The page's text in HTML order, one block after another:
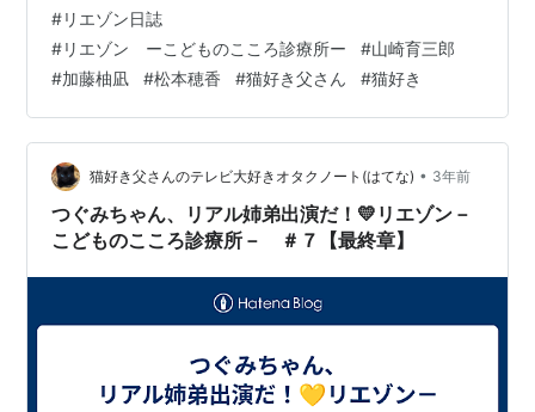
#リエゾン日誌
#リエゾン ーこどものこころ診療所ー #山崎育三郎
#加藤柚凪 #松本穂香 #猫好き父さん #猫好き
猫好き父さんのテレビ大好きオタクノート(はてな) • 3年前
つぐみちゃん、リアル姉弟出演だ！💛リエゾン－
こどものこころ診療所－ ＃７【最終章】